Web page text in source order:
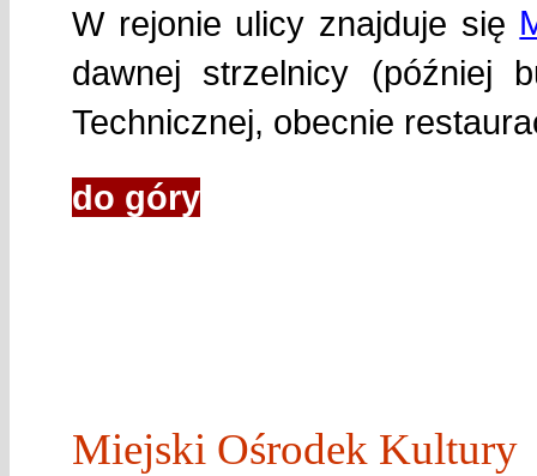
W rejonie ulicy znajduje się
dawnej strzelnicy (później
Technicznej, obecnie
do góry
Miejski Ośrodek Kultury